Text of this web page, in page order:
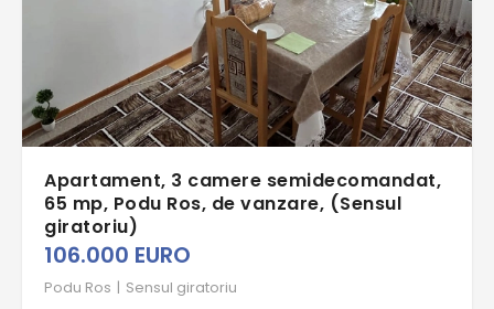
Apartament, 3 camere semidecomandat,
65 mp, Podu Ros, de vanzare, (Sensul
giratoriu)
106.000 EURO
Podu Ros | Sensul giratoriu